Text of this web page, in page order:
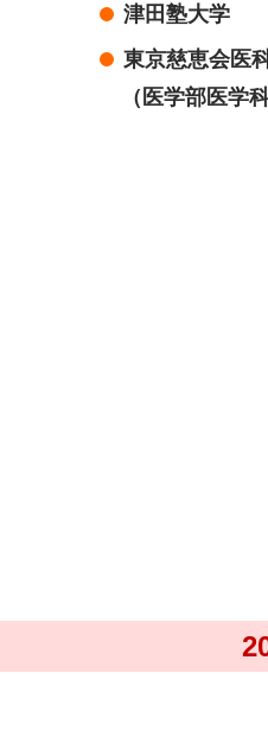
津田塾大学
東京慈恵会医
（医学部医学科